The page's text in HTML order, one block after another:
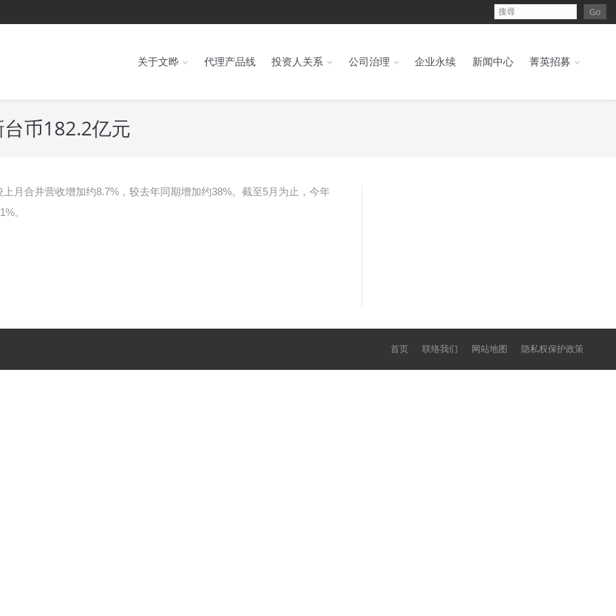
关于文晔 代理产品线 投资人关系 公司治理 企业永续 新闻中心 菁英招募
币182.2亿元
月合并营收增加约8.7%，较去年同期增加约38%。截至5月为止，今年
。
首页 联络我们 网站地图 隐私权保护政策